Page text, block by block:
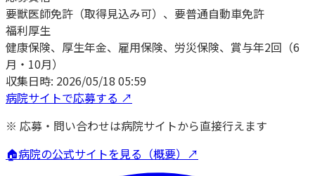
要獣医師免許（取得見込み可）、要普通自動車免許
福利厚生
健康保険、厚生年金、雇用保険、労災保険、賞与年2回（6
月・10月）
収集日時: 2026/05/18 05:59
病院サイトで応募する ↗
※ 応募・問い合わせは病院サイトから直接行えます
🏠病院の公式サイトを見る（概要）↗